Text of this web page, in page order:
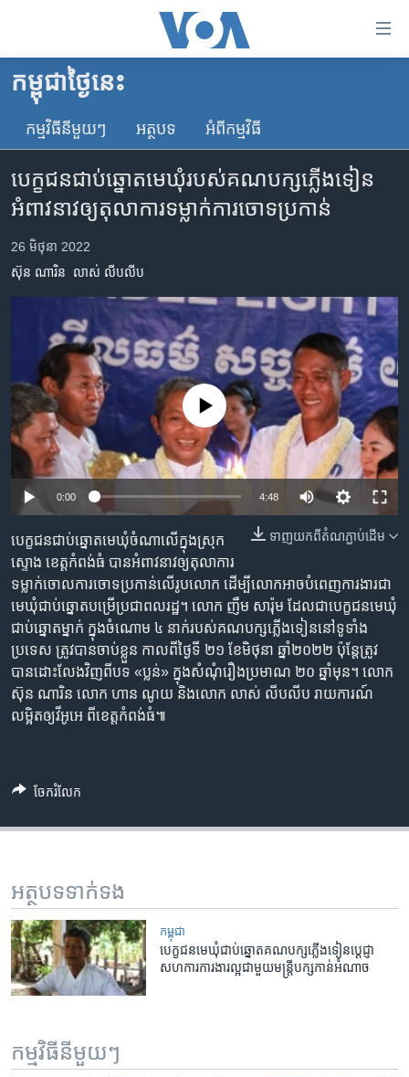
គេហទំព័រ​
ទាក់ទង
និង​
ចូល​
ទំព័រ​
ព័ត៌មាន​​
ម្តង
រំលង​
ទំព័រ​
រចនា
សម្ព័ន្ធ​
រំលង​
និង​
កាន់​
ទំព័រ​
ស្វែង​
រក
កម្ពុជា
អន្តរជាតិ
ចិន
កម្ពុជាច្នៃប្រតិដ្ឋ
ទូរទស្សន៍ / វីដេអូ​
វិទ្យុ / ផតខាសថ៍
កម្មវិធីទាំងអស់
Khmer English
បណ្តាញ​សង្គម
ភាសា
កម្ពុជាថ្ងៃនេះ
កម្មវិធី​នីមួយៗ អត្ថបទ​ អំពី​កម្មវិធី​
បេក្ខជនជាប់ឆ្នោតមេឃុំរបស់គណបក្សភ្លើងទៀន
អំពាវនាវឲ្យតុលាការទម្លាក់ការ​ចោទប្រកាន់
26 មិថុនា 2022
ស៊ុន ណារិន
លាស់ លីបលីប
No media source currently available
0:00 4:48
ទាញ​យក​ពី​តំណភ្ជាប់​ដើម
បេក្ខជន​ជាប់​ឆ្នោត​មេឃុំ​ចំណាលើ​ក្នុង​ស្រុក​
ស្ទោង ​ខេត្ត​កំពង់ធំ​ បាន​អំពាវនាវ​ឲ្យ​តុលាការ​
ទម្លាក់​ចោល​ការ​ចោទ​ប្រកាន់​លើ​រូបលោក​ ដើម្បី​លោក​អាច​បំពេញ​ការងារ​ជា​
មេឃុំ​ជាប់​ឆ្នោត​បម្រើ​ប្រជា​ពលរដ្ឋ។ ​លោក​ ញឹម សារ៉ុម ដែល​ជា​បេក្ខជន​មេឃុំ​
ជាប់​ឆ្នោត​ម្នាក់ ​ក្នុង​ចំណោម​ ៤ ​នាក់​របស់​គណបក្ស​ភ្លើងទៀន​នៅ​ទូទាំង​
ប្រទេស​ ត្រូវ​បាន​ចាប់​ខ្លួន​ កាលពី​ថ្ងៃ​ទី​ ២១​ ខែ​មិថុនា ​ឆ្នាំ​២០២២​ ប៉ុន្តែ​ត្រូវ​
បាន​ដោះលែង​វិញ​ពី​បទ​ «ប្លន់» ​ក្នុង​សំណុំ​រឿង​ប្រមាណ​ ២០​ ឆ្នាំ​មុន។ លោក ​
ស៊ុន ណារិន ​លោក​ ហាន ណូយ​ និង​លោក​ លាស់ លីបលីប ​រាយ​ការណ៍​
លម្អិត​ឲ្យ​វីអូអេ​ ពី​ខេត្ត​កំពង់ធំ៕
ចែករំលែក
អត្ថបទ​ទាក់ទង
កម្ពុជា
បេក្ខជន​មេឃុំ​ជាប់​ឆ្នោត​គណបក្ស​ភ្លើង​ទៀន​បេ្តជ្ញា​
សហការ​ការងារ​ល្អ​ជាមួយ​មន្រ្តី​បក្ស​កាន់​អំណាច
កម្មវិធី​នីមួយៗ